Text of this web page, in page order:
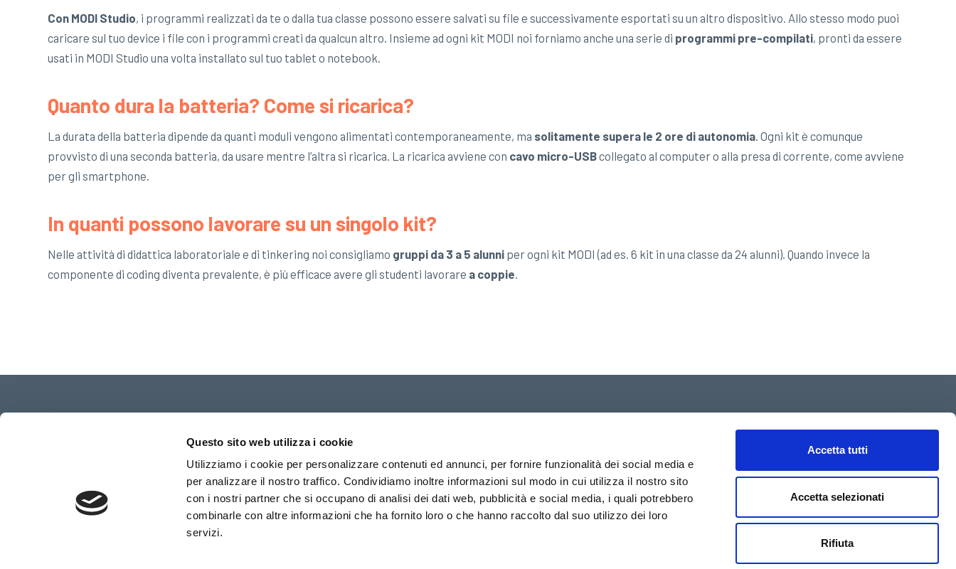
Questo sito web utilizza i cookie
Utilizziamo i cookie per personalizzare contenuti ed annunci, per fornire funzionalità dei social media e
per analizzare il nostro traffico. Condividiamo inoltre informazioni sul modo in cui utilizza il nostro sito
con i nostri partner che si occupano di analisi dei dati web, pubblicità e social media, i quali potrebbero
combinarle con altre informazioni che ha fornito loro o che hanno raccolto dal suo utilizzo dei loro
servizi.
Accetta tutti
Accetta selezionati
Rifiuta
Con MODI Studio, i programmi realizzati da te o dalla tua classe possono essere salvati su file e successivamente esportati su un altro dispositivo. Allo stesso modo puoi
caricare sul tuo device i file con i programmi creati da qualcun altro. Insieme ad ogni kit MODI noi forniamo anche una serie di programmi pre-compilati, pronti da essere
usati in MODI Studio una volta installato sul tuo tablet o notebook.
Quanto dura la batteria? Come si ricarica?
La durata della batteria dipende da quanti moduli vengono alimentati contemporaneamente, ma solitamente supera le 2 ore di autonomia. Ogni kit è comunque
provvisto di una seconda batteria, da usare mentre l’altra si ricarica. La ricarica avviene con cavo micro-USBcollegato al computer o alla presa di corrente, come avviene
per gli smartphone.
In quanti possono lavorare su un singolo kit?
Nelle attività di didattica laboratoriale e di tinkering noi consigliamo gruppi da 3 a 5 alunni per ogni kit MODI (ad es. 6 kit in una classe da 24 alunni). Quando invece la
componente di coding diventa prevalente, è più efficace avere gli studenti lavorare a coppie.
13F, 311, Gangnam-daero, Seocho-gu, Seoul, Republic of Korea
(Dreamplus Gangnam)
Partita IVA/Cod.Fiscale: 01976920049
Codice REA: 0147044